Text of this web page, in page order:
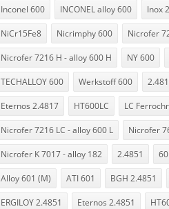
Inconel 600 INCONEL alloy 600 Inox
NiCr15Fe8 Nicrimphy 600 Nicrofer
Nicrofer 7216 H - alloy 600 H NY 600
TECHALLOY 600 Werkstoff 600
Eternos 2.4817 HT600LC LC
Nicrofer 7216 LC - alloy 600 L Nicrofer
Nicrofer K 7017 - alloy 182 2.4851
Alloy 601 (M) ATI 601 BGH 2.4851
ERGILOY 2.4851 Eternos 2.4851